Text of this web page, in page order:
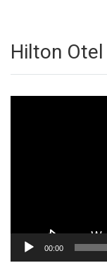
Hilton Otel
00:00